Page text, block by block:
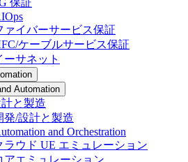
保証
ァイバーサービス保証
ケーブルサービス保証
ーサネット
Automation
と製造
発/設計と製造
and Orchestration
ラウド UE エミュレーション